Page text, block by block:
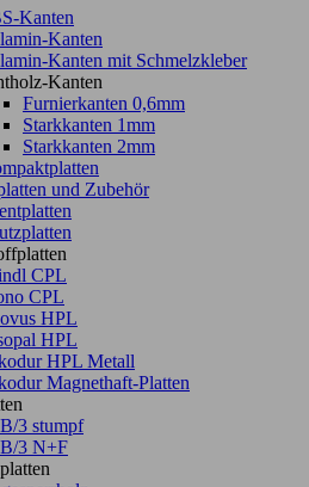
Kanten
Kanten
Kanten mit Schmelzkleber
Kanten
Furnierkanten 0,6mm
Starkkanten 1mm
Starkkanten 2mm
und Zubehör
CPL
CPL
HPL
HPL
HPL Metall
Magnethaft-Platten
3 stumpf
3 N+F